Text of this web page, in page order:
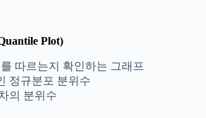
Plot)
따르는지 확인하는 그래프
정규분포 분위수
의 분위수